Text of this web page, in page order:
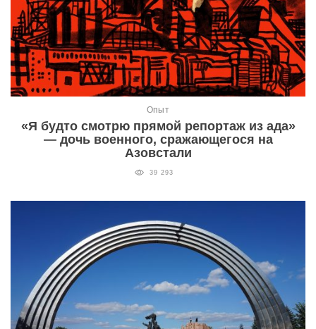
Опыт
«Я будто смотрю прямой репортаж из ада»
— дочь военного, сражающегося на
Азовстали
39 293